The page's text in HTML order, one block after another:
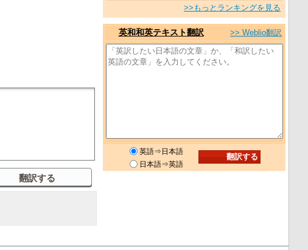
>>もっとランキングを見る
英和和英テキスト翻訳 >> Weblio翻訳
英語⇒日本語
日本語⇒英語